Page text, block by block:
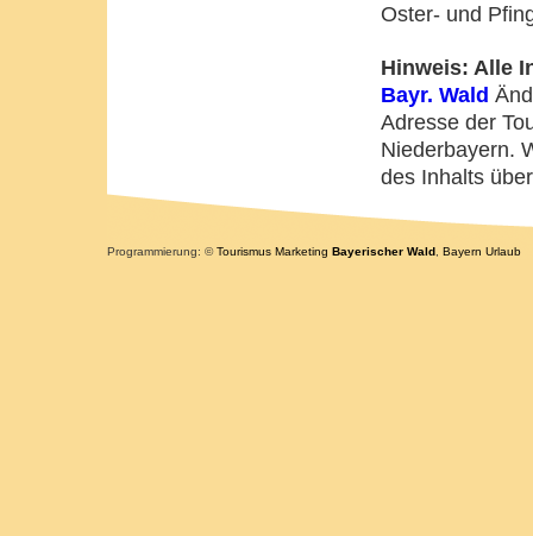
Oster- und
Hinweis: Alle
Bayr. Wald
Adresse der
Niederbayern.
des Inhalts
Programmierung: ©Tourismus Marketing Bayerischer Wald Bayern Urlaub